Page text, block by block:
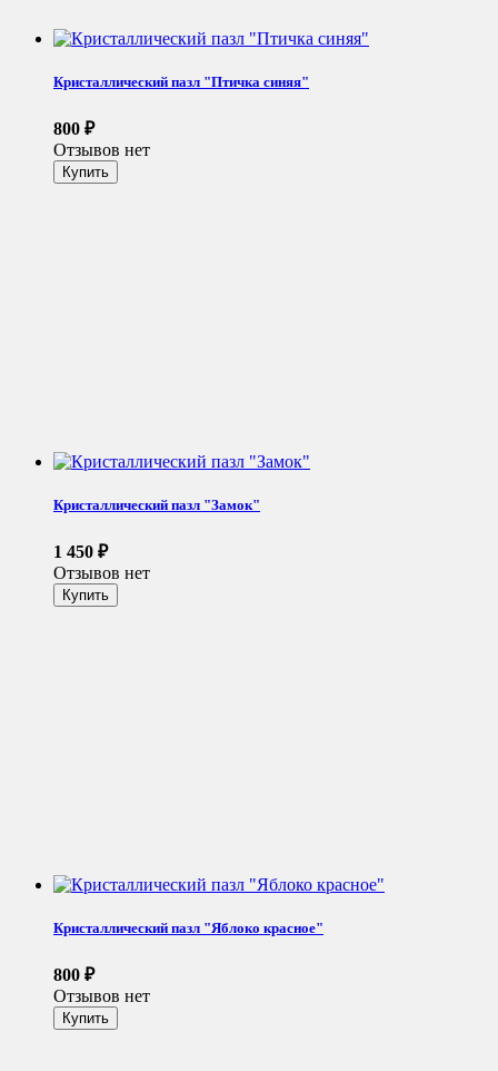
Кристаллический пазл "Птичка синяя"
800 ₽
Отзывов нет
Кристаллический пазл "Замок"
1 450 ₽
Отзывов нет
Кристаллический пазл "Яблоко красное"
800 ₽
Отзывов нет